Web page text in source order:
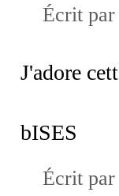
Écrit par
J'adore
bISES
Écrit par